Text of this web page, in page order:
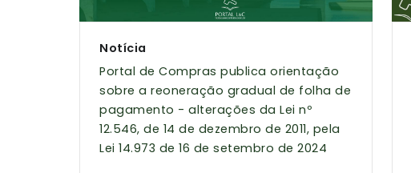
Notícia
Portal de Compras publica orientação
sobre a reoneração gradual de folha de
pagamento - alterações da Lei nº
12.546, de 14 de dezembro de 2011, pela
Lei 14.973 de 16 de setembro de 2024